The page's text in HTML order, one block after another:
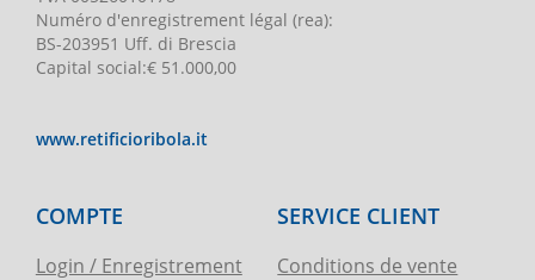
Numéro d'enregistrement légal (rea):
BS-203951 Uff. di Brescia
Capital social:€ 51.000,00
www.retificioribola.it
COMPTE
Login / Enregistrement
SERVICE CLIENT
Conditions de vente